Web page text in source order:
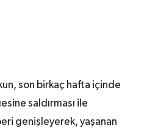
son birkaç hafta içinde
saldırması ile
genişleyerek, yaşanan